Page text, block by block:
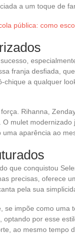
a um toque de
pública: como
franja desfiada,
a qualquer
força. Rihanna,
mulet
aparência ao
que conquistou
precisas, oferece
pela sua
se impõe como
optando por esse
ao mesmo tempo